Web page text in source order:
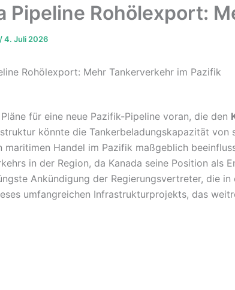
Pipeline Rohölexport:
/4. Juli 2026
für eine neue Pazifik-Pipeline voran, die den
könnte die Tankerbeladungskapazität
maritimen Handel im Pazifik maßgeblich
in der Region, da Kanada seine Position
Ankündigung der Regierungsvertreter, die
umfangreichen Infrastrukturprojekts, das